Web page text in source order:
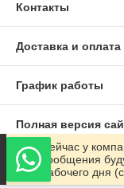
Контакты
Доставка и оплата
График работы
Полная версия
Сайт создан на
Сейчас у
сообщения
рабочего дня